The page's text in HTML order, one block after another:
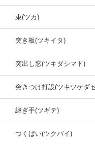
束(ツカ)
突き板(ツキイタ)
突出し窓(ツキダシマド)
突きつけ打設(ツキツケダ
継ぎ手(ツギテ)
つくばい(ツクバイ)